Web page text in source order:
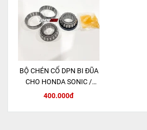
BỘ CHÉN CỔ DPN BI ĐŨA
CHO HONDA SONIC /
MSX 125 / CBR150R
400.000đ